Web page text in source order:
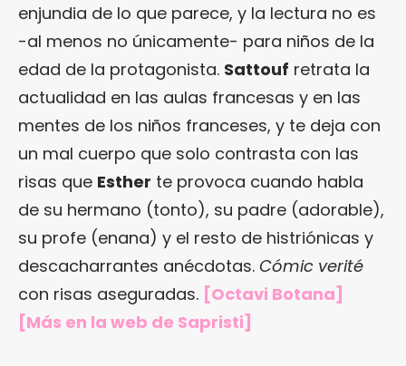
enjundia de lo que parece, y la lectura no es
-al menos no únicamente- para niños de la
edad de la protagonista. Sattouf retrata la
actualidad en las aulas francesas y en las
mentes de los niños franceses, y te deja con
un mal cuerpo que solo contrasta con las
risas que Esther te provoca cuando habla
de su hermano (tonto), su padre (adorable),
su profe (enana) y el resto de histriónicas y
descacharrantes anécdotas. Cómic verité
con risas aseguradas. [Octavi Botana]
[Más en la web de Sapristi]